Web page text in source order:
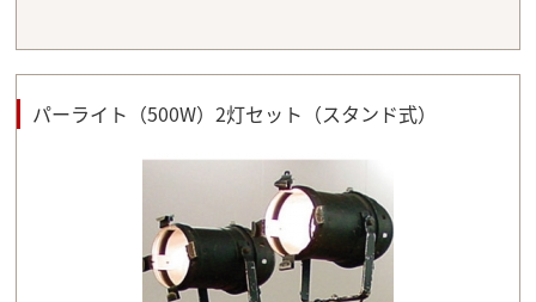
パーライト（500W）2灯セット（スタンド式）